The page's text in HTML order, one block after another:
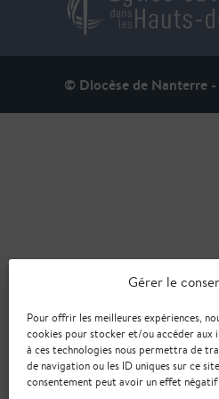
Gérer le
Pour offrir les meilleures expériences,
cookies pour stocker et/ou accéder aux
à ces technologies nous permettra de
de navigation ou les ID uniques sur ce
consentement peut avoir un effet
© Diocèse de Nanterre